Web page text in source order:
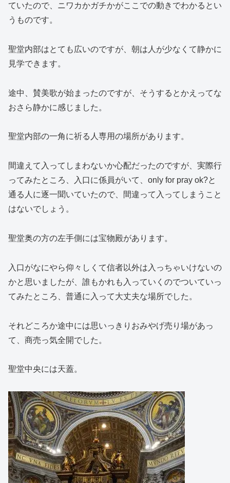
ていたので、ニワカかガチかがここでの動きでわかるとい
うものです。
聖堂内部はとても広いのですが、朝は人が少なくて静かに
見学できます。
途中、賛美歌が始まったのですが、そうするとかえってな
おさら静かに感じました。
聖堂内部の一角に祈る人専用の場所があります。
間違えて入ってしまわないか心配だったのですが、実際行
ってみたところ、入口に係員がいて、only for pray ok?と
通る人に逐一聞いていたので、間違って入ってしまうこと
はないでしょう。
聖堂奥の方の左手側には宝物殿があります。
入口がなにやら仰々しくて信者以外は入っちゃいけないの
かと思いましたが、誰もかれも入っていくのでついていっ
てみたところ、普通に入って大丈夫な場所でした。
それどころか途中には思いっきりおみやげ売り場があっ
て、商売っ気全開でした。
聖堂中央には天蓋。